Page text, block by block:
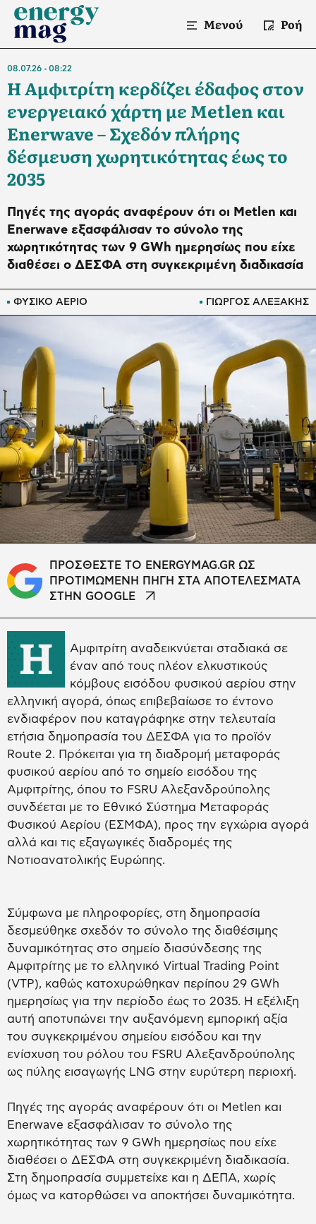
Μενού Ροή
ΦΥΣΙΚΟ ΑΕΡΙΟ ΓΙΩΡΓΟΣ ΑΛΕΞΑΚΗΣ
08.07.26 08:22
Η Αμφιτρίτη κερδίζει έδαφος στον
ενεργειακό χάρτη με Metlen και
Enerwave – Σχεδόν πλήρης
δέσμευση χωρητικότητας έως το
2035
Πηγές της αγοράς αναφέρουν ότι οι Metlen και
Enerwave εξασφάλισαν το σύνολο της
χωρητικότητας των 9 GWh ημερησίως που είχε
διαθέσει ο ΔΕΣΦΑ στη συγκεκριμένη διαδικασία
ΠΡΟΣΘΕΣΤΕ ΤΟ ENERGYMAG.GR ΩΣ
ΠΡΟΤΙΜΩΜΕΝΗ ΠΗΓΗ ΣΤΑ ΑΠΟΤΕΛΕΣΜΑΤΑ
ΣΤΗΝ GOOGLE
Η
Αμφιτρίτη αναδεικνύεται σταδιακά σε
έναν από τους πλέον ελκυστικούς
κόμβους εισόδου φυσικού αερίου στην
ελληνική αγορά, όπως επιβεβαίωσε το έντονο
ενδιαφέρον που καταγράφηκε στην τελευταία
ετήσια δημοπρασία του ΔΕΣΦΑ για το προϊόν
Route 2. Πρόκειται για τη διαδρομή μεταφοράς
φυσικού αερίου από το σημείο εισόδου της
Αμφιτρίτης, όπου το FSRU Αλεξανδρούπολης
συνδέεται με το Εθνικό Σύστημα Μεταφοράς
Φυσικού Αερίου (ΕΣΜΦΑ), προς την εγχώρια αγορά
αλλά και τις εξαγωγικές διαδρομές της
Νοτιοανατολικής Ευρώπης.
Σύμφωνα με πληροφορίες, στη δημοπρασία
δεσμεύθηκε σχεδόν το σύνολο της διαθέσιμης
δυναμικότητας στο σημείο διασύνδεσης της
Αμφιτρίτης με το ελληνικό Virtual Trading Point
(VTP), καθώς κατοχυρώθηκαν περίπου 29 GWh
ημερησίως για την περίοδο έως το 2035. Η εξέλιξη
αυτή αποτυπώνει την αυξανόμενη εμπορική αξία
του συγκεκριμένου σημείου εισόδου και την
ενίσχυση του ρόλου του FSRU Αλεξανδρούπολης
ως πύλης εισαγωγής LNG στην ευρύτερη περιοχή.
Πηγές της αγοράς αναφέρουν ότι οι Metlen και
Enerwave εξασφάλισαν το σύνολο της
χωρητικότητας των 9 GWh ημερησίως που είχε
διαθέσει ο ΔΕΣΦΑ στη συγκεκριμένη διαδικασία.
Στη δημοπρασία συμμετείχε και η ΔΕΠΑ, χωρίς
όμως να κατορθώσει να αποκτήσει δυναμικότητα.